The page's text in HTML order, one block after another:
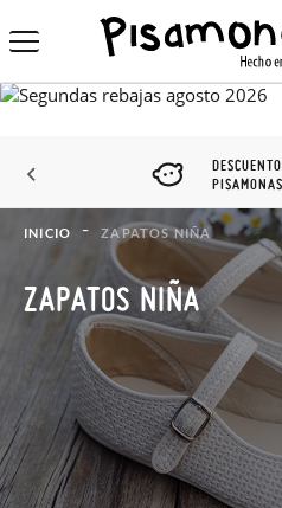
PISAMONAS
INICIO ZAPATOS NIÑA
ZAPATOS NIÑA